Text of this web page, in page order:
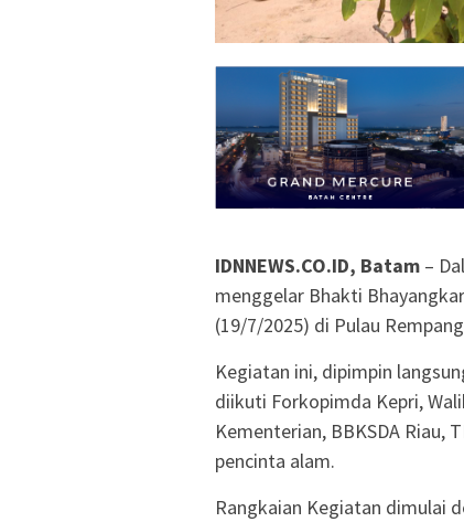
IDNNEWS.CO.ID, Batam –
menggelar Bhakti
(19/7/2025) di Pulau
Kegiatan ini, dipimpin
diikuti Forkopimda Kepri,
Kementerian, BBKSDA
pencinta alam.
Rangkaian Kegiatan dimulai